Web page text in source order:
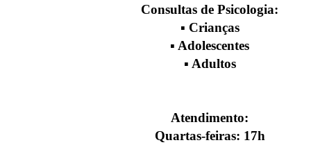
Consultas de Psicologia:
▪ Crianças
▪ Adolescentes
▪ Adultos
Atendimento:
Quartas-feiras: 17h